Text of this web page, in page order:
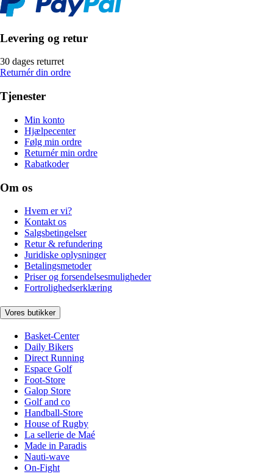
Levering og retur
30 dages returret
Returnér din ordre
Tjenester
Min konto
Hjælpecenter
Følg min ordre
Returnér min ordre
Rabatkoder
Om os
Hvem er vi?
Kontakt os
Salgsbetingelser
Retur & refundering
Juridiske oplysninger
Betalingsmetoder
Priser og forsendelsesmuligheder
Fortrolighedserklæring
Vores butikker
Basket-Center
Daily Bikers
Direct Running
Espace Golf
Foot-Store
Galop Store
Golf and co
Handball-Store
House of Rugby
La sellerie de Maé
Made in Paradis
Nauti-wave
On-Fight